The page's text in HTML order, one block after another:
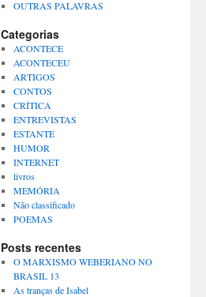
OUTRAS PALAVRAS
Categorias
ACONTECE
ACONTECEU
ARTIGOS
CONTOS
CRÍTICA
ENTREVISTAS
ESTANTE
HUMOR
INTERNET
livros
MEMÓRIA
Não classificado
POEMAS
Posts recentes
O MARXISMO WEBERIANO NO
BRASIL 13
As tranças de Isabel